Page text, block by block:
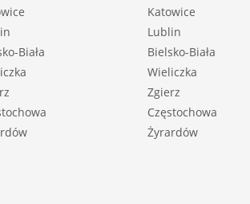
Biała
Katowice
Lublin
Bielsko-Biała
Wieliczka
Zgierz
Częstochowa
Żyrardów